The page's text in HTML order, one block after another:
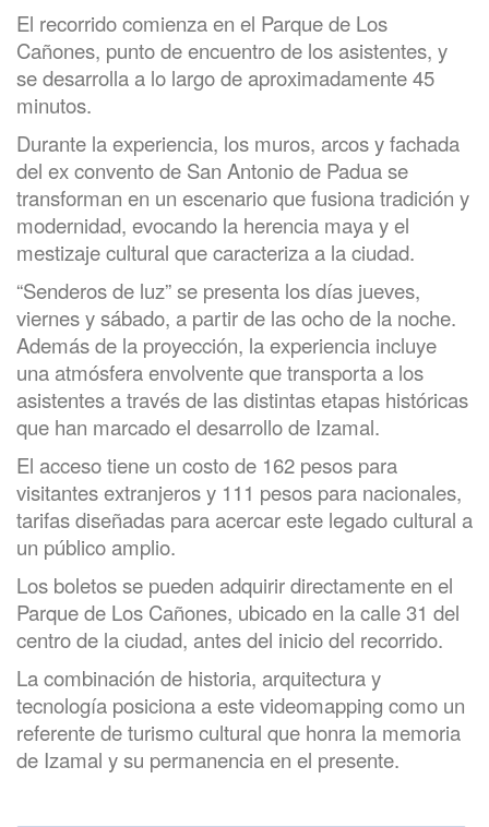
El recorrido comienza en el Parque de Los
Cañones, punto de encuentro de los asistentes, y
se desarrolla a lo largo de aproximadamente 45
minutos.
Durante la experiencia, los muros, arcos y fachada
del ex convento de San Antonio de Padua se
transforman en un escenario que fusiona tradición y
modernidad, evocando la herencia maya y el
mestizaje cultural que caracteriza a la ciudad.
“Senderos de luz” se presenta los días jueves,
viernes y sábado, a partir de las ocho de la noche.
Además de la proyección, la experiencia incluye
una atmósfera envolvente que transporta a los
asistentes a través de las distintas etapas históricas
que han marcado el desarrollo de Izamal.
El acceso tiene un costo de 162 pesos para
visitantes extranjeros y 111 pesos para nacionales,
tarifas diseñadas para acercar este legado cultural a
un público amplio.
Los boletos se pueden adquirir directamente en el
Parque de Los Cañones, ubicado en la calle 31 del
centro de la ciudad, antes del inicio del recorrido.
La combinación de historia, arquitectura y
tecnología posiciona a este videomapping como un
referente de turismo cultural que honra la memoria
de Izamal y su permanencia en el presente.